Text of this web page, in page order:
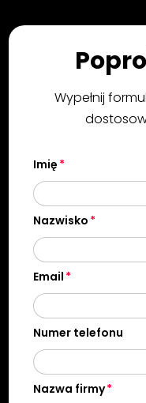
Wypełnij
Imię
Nazwisko
Email
Numer telefonu
Nazwa firmy